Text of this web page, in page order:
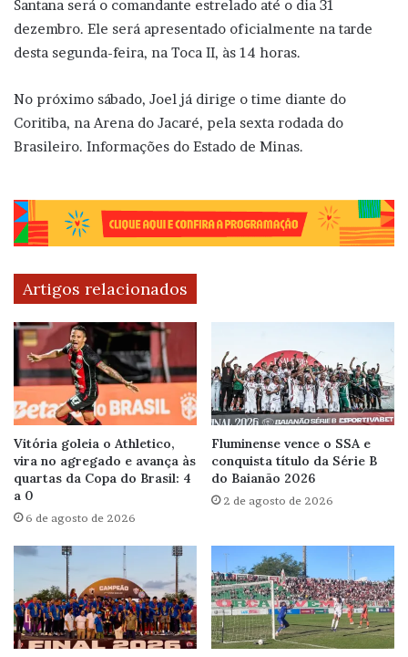
Santana será o comandante estrelado até o dia 31
dezembro. Ele será apresentado oficialmente na tarde
desta segunda-feira, na Toca II, às 14 horas.
No próximo sábado, Joel já dirige o time diante do
Coritiba, na Arena do Jacaré, pela sexta rodada do
Brasileiro. Informações do Estado de Minas.
Artigos relacionados
Vitória goleia o Athletico,
vira no agregado e avança às
quartas da Copa do Brasil: 4
a 0
6 de agosto de 2026
Fluminense vence o SSA e
conquista título da Série B
do Baianão 2026
2 de agosto de 2026